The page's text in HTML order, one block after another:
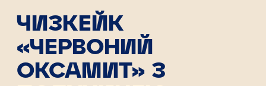
ЧИЗКЕЙК
«ЧЕРВОНИЙ
ОКСАМИТ» З